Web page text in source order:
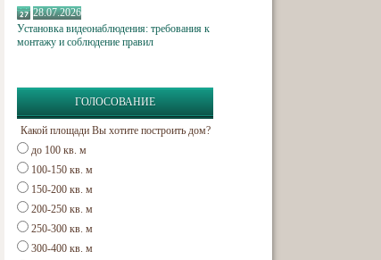
28.07.2026
Установка видеонаблюдения: требования к
монтажу и соблюдение правил
ГОЛОСОВАНИЕ
Какой площади Вы хотите построить дом?
до 100 кв. м
100-150 кв. м
150-200 кв. м
200-250 кв. м
250-300 кв. м
300-400 кв. м